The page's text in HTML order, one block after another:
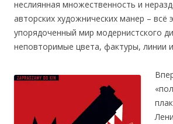
неслиянная множественность и
авторских художнических манер – всё
упорядоченный мир модернистского
неповторимые цвета, фактуры, линии